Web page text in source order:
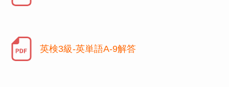
英検3級-英単語A-9解答